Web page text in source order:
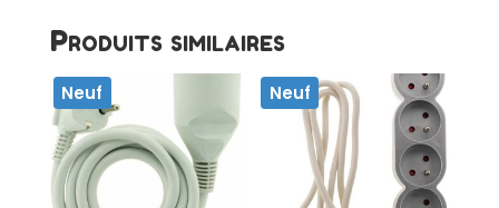
Produits similaires
Neuf Neuf